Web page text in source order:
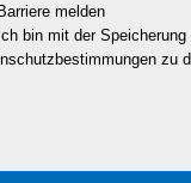
Barriere melden
Ich bin mit der
zu